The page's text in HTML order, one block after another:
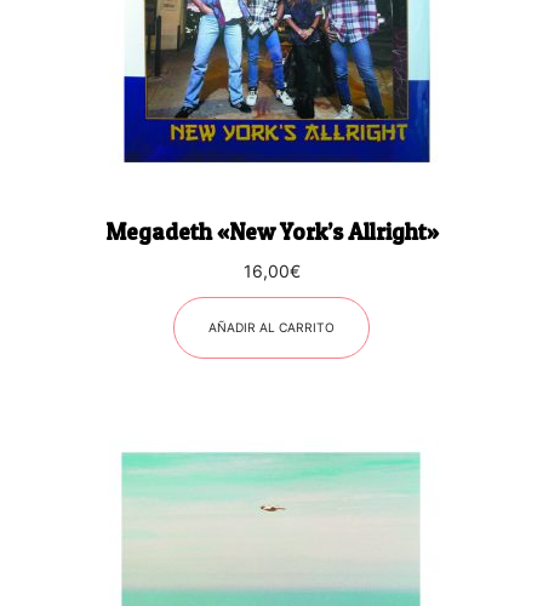
Megadeth «New York’s Allright»
16,00€
AÑADIR AL CARRITO